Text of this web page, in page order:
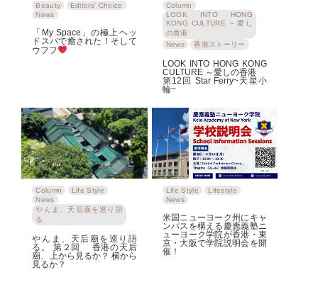
Beauty
Editors' Choice
News
「My Space」の極上ヘッ
ドスパで癒された！そして
ウフフ
Column
LOOK INTO HONG
KONG CULTURE ～愛し
の香港
News
香港ストーリー
LOOK INTO HONG KONG
CULTURE ～愛しの香港
第12回 Star Ferry~天星小
輪~
Column
Life Style
News
やんま、天后廟を巡り語
る
やんま、天后廟を巡り語
る。 第２回 香港の天后
廟、上から見るか？ 横から
見るか？
Life Style
Lifestyle
News
米国ニューヨーク州にキャ
ンパスを構える慶應義塾ニ
ューヨーク学院が香港・東
京・大阪で学院説明会を開
催！